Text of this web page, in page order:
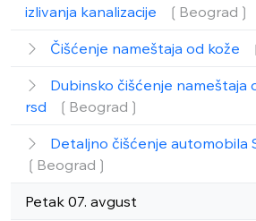
izlivanja kanalizacije
❲Beograd❳
Čišćenje nameštaja od kože
Dubinsko čišćenje nameštaja
rsd
❲Beograd❳
Detaljno čišćenje automobila
❲Beograd❳
Petak 07. avgust